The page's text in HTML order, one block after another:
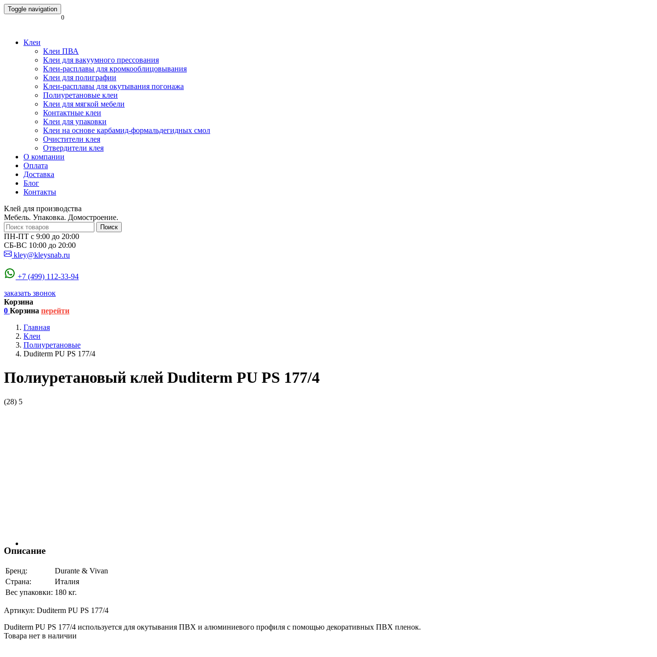
Toggle navigation
0
Клеи
Клеи ПВА
Клеи для вакуумного прессования
Клеи-расплавы для кромкооблицовывания
Клеи для полиграфии
Клеи-расплавы для окутывания погонажа
Полиуретановые клеи
Клеи для мягкой мебели
Контактные клеи
Клеи для упаковки
Клеи на основе карбамид-формальдегидных смол
Очистители клея
Отвердители клея
О компании
Оплата
Доставка
Блог
Контакты
Клей для производства
Мебель. Упаковка. Домостроение.
Поиск
ПН-ПТ с 9:00 до 20:00
СБ-ВС 10:00 до 20:00
kley@kleysnab.ru
+7 (499) 112-33-94
заказать звонок
Корзина
0 Корзина перейти
Главная
Клеи
Полиуретановые
Duditerm PU PS 177/4
Полиуретановый клей Duditerm PU PS 177/4
(28) 5
Описание
Бренд:
Durante & Vivan
Страна:
Италия
Вес упаковки: 180 кг.
Артикул: Duditerm PU PS 177/4
Duditerm PU PS 177/4 используется для окутывания ПВХ и алюминиевого профиля с помощью декоративных ПВХ пленок.
Товара нет в наличии